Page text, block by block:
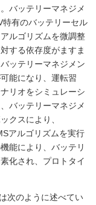
バッテリーマネジメ
特有のバッテリーセル
ルゴリズムを微調整
する依存度がますま
ッテリーマネジメン
能になり、運転習
リオをシミュレーシ
バッテリーマネジメ
クスにより、
アルゴリズムを実行
能により、バッテリ
化され、プロトタイ
次のように述べてい